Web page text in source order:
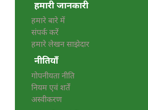
हमारी जानकारी
हमारे बारे में
संपर्क करें
हमारे लेखन साझेदार
नीतियाँ
गोपनीयता नीति
नियम एवं शर्तें
अस्वीकरण